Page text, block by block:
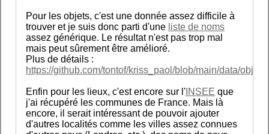
Pour les objets, c'est une donnée assez difficile à
trouver et je suis donc parti d'une liste de noms
assez générique. Le résultat n'est pas trop mal
mais peut sûrement être amélioré.
Plus de détails :
https://github.com/tontof/kriss_paol/blob/main/data/
Enfin pour les lieux, c'est encore sur l' INSEE que
j'ai récupéré les communes de France. Mais là
encore, il serait intéressant de pouvoir ajouter
d'autres localités comme les villes assez connues